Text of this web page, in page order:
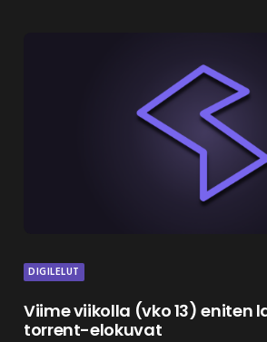
DIGILELUT
Viime viikolla (vko 13) eniten
torrent-elokuvat